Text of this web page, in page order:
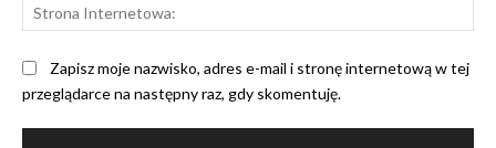
Zapisz moje nazwisko, adres e-mail i stronę internetową w tej
przeglądarce na następny raz, gdy skomentuję.